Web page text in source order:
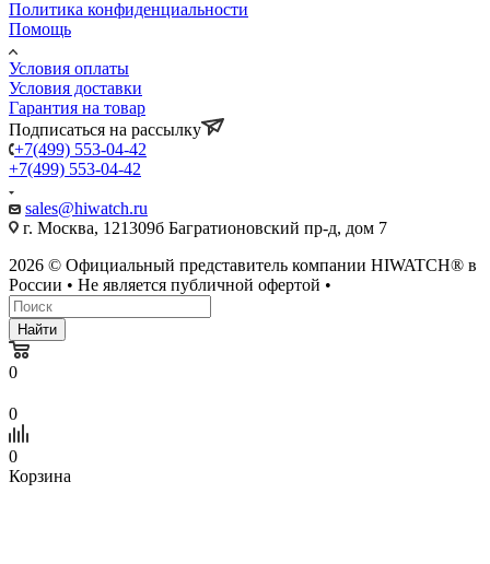
Политика конфиденциальности
Помощь
Условия оплаты
Условия доставки
Гарантия на товар
Подписаться на рассылку
+7(499) 553-04-42
+7(499) 553-04-42
sales@hiwatch.ru
г. Москва, 121309б Багратионовский пр-д, дом 7
2026 © Официальный представитель компании HIWATCH® в
России • Не является публичной офертой •
Найти
0
0
0
Корзина